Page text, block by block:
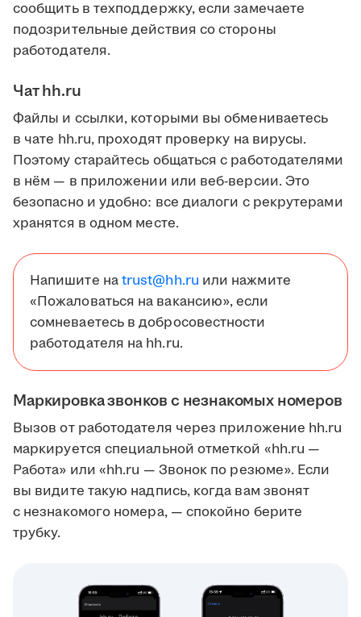
сообщить в техподдержку, если замечаете
подозрительные действия со стороны
работодателя.
Чат hh.ru
Файлы и ссылки, которыми вы обмениваетесь
в чате hh.ru, проходят проверку на вирусы.
Поэтому старайтесь общаться с работодателями
в нём — в приложении или веб-версии. Это
безопасно и удобно: все диалоги с рекрутерами
хранятся в одном месте.
Напишите наtrust@hh.ru или нажмите
«Пожаловаться на вакансию», если
сомневаетесь в добросовестности
работодателя на hh.ru.
Маркировка звонков с незнакомых номеров
Вызов от работодателя через приложение hh.ru
маркируется специальной отметкой «hh.ru —
Работа» или «hh.ru — Звонок по резюме». Если
вы видите такую надпись, когда вам звонят
с незнакомого номера, — спокойно берите
трубку.